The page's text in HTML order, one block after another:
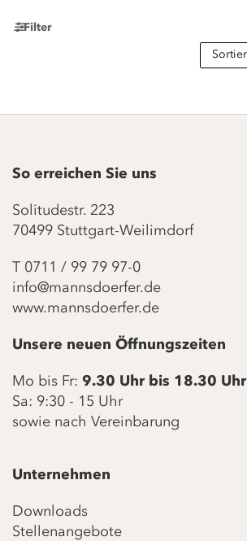
Filter
So erreichen Sie uns
Solitudestr. 223
70499 Stuttgart-Weilimdorf
T 0711 / 99 79 97-0
info@mannsdoerfer.de
www.mannsdoerfer.de
Unsere neuen Öffnungszeiten
Mo bis Fr: 9.30 Uhr bis 18.30 Uhr
Sa: 9:30 - 15 Uhr
sowie nach Vereinbarung
Unternehmen
Downloads
Stellenangebote